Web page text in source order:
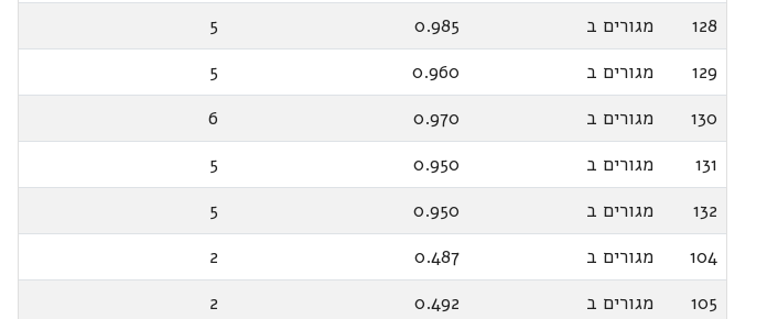
128
מגורים ב 0.985
5
129
מגורים ב 0.960
5
130
מגורים ב 0.970
6
131
מגורים ב 0.950
5
132
מגורים ב 0.950
5
104
מגורים ב 0.487
2
105
מגורים ב 0.492
2